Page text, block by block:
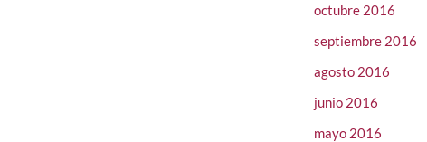
octubre 2016
septiembre 2016
agosto 2016
junio 2016
mayo 2016